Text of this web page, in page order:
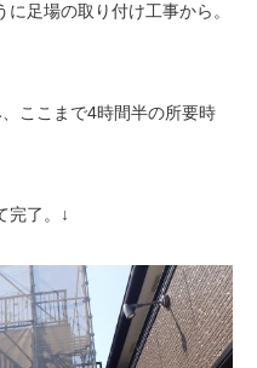
足場の取り付け工事から。
ここまで4時間半の所要時
完了。↓